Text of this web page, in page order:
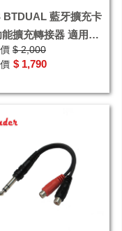
BTDUAL 藍牙擴充卡
擴充轉接器 適用
Cube-ST2 GX100
$ 2,000
$ 1,790